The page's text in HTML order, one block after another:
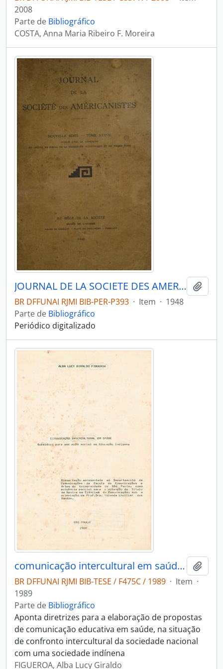
2008
Parte de Bibliográfico
COSTA, Anna Maria Ribeiro F. Moreira
JOURNAL DE LA SOCIETE DES AMERICANISTES DE PARIS - PARIS FR MUSEE DE L HOMME - 1948 - Nº37
BR DFFUNAI RJMI BIB-PER-P393 · Item · 1948
Parte de Bibliográfico
Periódico digitalizado
comunicação intercultural em saúde: subsídios para uma ação social em educação indígena
BR DFFUNAI RJMI BIB-TESE / F475C / 1989 · Item ·
1989
Parte de Bibliográfico
Aponta diretrizes para a elaboração de propostas
de comunicação educativa em saúde, na situação
de confronto intercultural da sociedade nacional
com uma sociedade indínena
FIGUEROA, Alba Lucy Giraldo